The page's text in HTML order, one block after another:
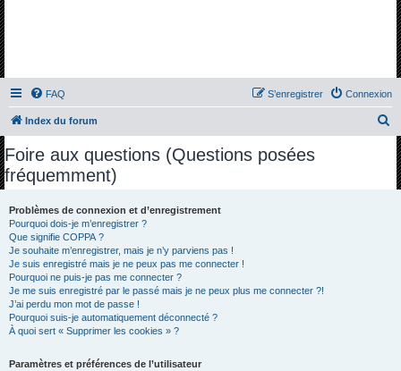
FAQ Connexion
S’enregistrer
Index du forum
Foire aux questions (Questions posées
fréquemment)
Problèmes de connexion et d’enregistrement
Pourquoi dois-je m’enregistrer ?
Que signifie COPPA ?
Je souhaite m’enregistrer, mais je n’y parviens pas !
Je suis enregistré mais je ne peux pas me connecter !
Pourquoi ne puis-je pas me connecter ?
Je me suis enregistré par le passé mais je ne peux plus me connecter ?!
J’ai perdu mon mot de passe !
Pourquoi suis-je automatiquement déconnecté ?
À quoi sert « Supprimer les cookies » ?
Paramètres et préférences de l’utilisateur